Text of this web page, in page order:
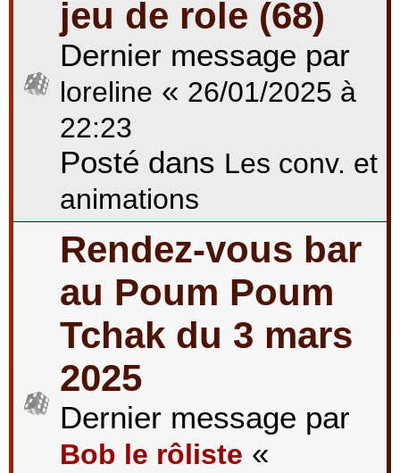
jeu de role (68)
Dernier message par
loreline « 26/01/2025 à
22:23
Posté dans Les conv. et
animations
Rendez-vous bar
au Poum Poum
Tchak du 3 mars
2025
Dernier message par
Bob le rôliste «